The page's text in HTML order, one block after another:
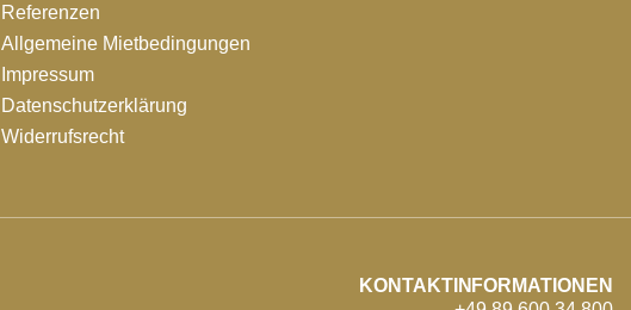
Referenzen
Allgemeine Mietbedingungen
Impressum
Datenschutzerklärung
Widerrufsrecht
KONTAKTINFORMATIONEN